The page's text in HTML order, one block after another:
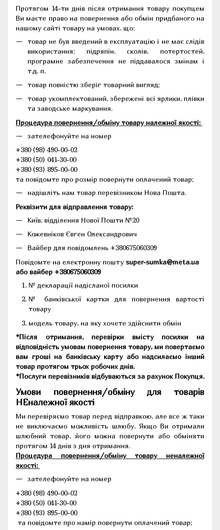
Протягом 14-ти днів після отримання товару покупцем
Ви маєте право на повернення або обмін придбаного на
нашому сайті товару на умовах, що:
товар не був введений в експлуатацію і не має слідів
використання: підряпін, сколів, потертостей,
програмне забезпечення не піддавалося змінам і
т.д. п.
товар повністю зберіг товарний вигляд;
товар укомплектований, збережені всі ярлики, плівки
та заводське маркування.
Процедура повернення/обміну товару належної якості:
зателефонуйте на номер
+380 (98) 490-00-02
+380 (50) 041-30-00
+380 (93) 895-00-00
та повідомте про розмір повернути оплачений товар;
надішліть нам товар перевізником Нова Пошта.
Реквізити для відправлення товару:
Київ, відділення Нової Пошти №20
Кожевніков Євген Олександрович
Вайбер для повідомлень +380675060309
Повідомте на електронну пошту super-sumka@meta.ua
або вайбер +380675060309
№ декларації надісланої посилки
№ банківської картки для повернення вартості
товару
модель товару, на яку хочете здійснити обмін
*Після отримання, перевірки вмісту посилки на
відповідність умовам повернення товару, ми повертаємо
вам гроші на банківську карту або надсилаємо інший
товар протягом трьох робочих днів.
*Послуги перевізників відбуваються за рахунок Покупця.
Умови повернення/обміну для товарів
НЕналежної якості
Ми перевіряємо товар перед відправкою, але все ж таки
не виключаємо можливість шлюбу. Якщо Ви отримали
шлюбний товар, його можна повернути або обміняти
протягом 14 днів з дня отримання.
Процедура повернення/обміну товару неналежної
якості:
зателефонуйте на номер
+380 (98) 490-00-02
+380 (50) 041-30-00
+380 (93) 895-00-00
та повідомте про намір повернути оплачений товар;